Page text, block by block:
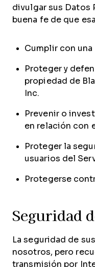
divulgar sus Datos
buena fe de que
Cumplir con
Proteger y
propiedad de
Inc.
Prevenir o
en relación con
Proteger la
usuarios del
Protegerse
Seguridad
La seguridad de
nosotros, pero
transmisión por